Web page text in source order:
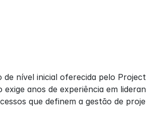
nível inicial oferecida pelo
anos de experiência em
que definem a gestão de